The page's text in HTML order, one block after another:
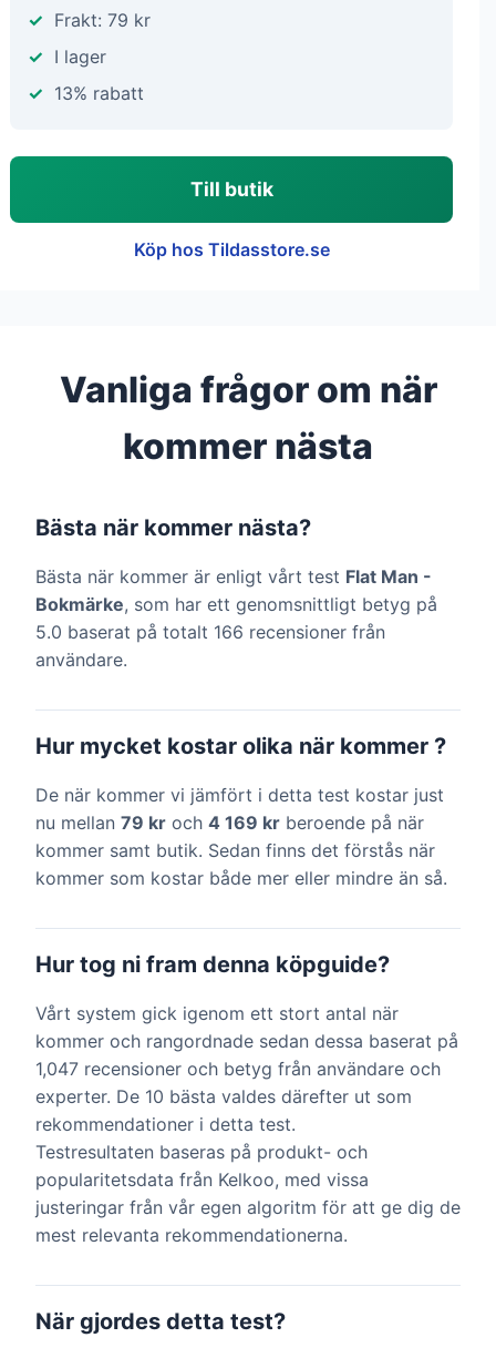
Frakt: 79 kr
I lager
13% rabatt
Till butik
Köp hos Tildasstore.se
Vanliga frågor om när
kommer nästa
Bästa när kommer nästa?
Bästa när kommer är enligt vårt test Flat Man -
Bokmärke, som har ett genomsnittligt betyg på
5.0 baserat på totalt 166 recensioner från
användare.
Hur mycket kostar olika när kommer ?
De när kommer vi jämfört i detta test kostar just
nu mellan 79 kr och 4 169 kr beroende på när
kommer samt butik. Sedan finns det förstås när
kommer som kostar både mer eller mindre än så.
Hur tog ni fram denna köpguide?
Vårt system gick igenom ett stort antal när
kommer och rangordnade sedan dessa baserat på
1,047 recensioner och betyg från användare och
experter. De 10 bästa valdes därefter ut som
rekommendationer i detta test.
Testresultaten baseras på produkt- och
popularitetsdata från Kelkoo, med vissa
justeringar från vår egen algoritm för att ge dig de
mest relevanta rekommendationerna.
När gjordes detta test?